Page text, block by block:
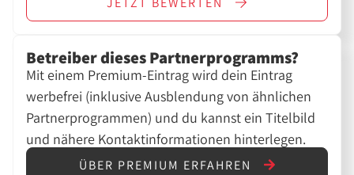
Betreiber dieses Partnerprogramms?
Mit einem Premium-Eintrag wird dein Eintrag
werbefrei (inklusive Ausblendung von ähnlichen
Partnerprogrammen) und du kannst ein Titelbild
und nähere Kontaktinformationen hinterlegen.
ÜBER PREMIUM ERFAHREN